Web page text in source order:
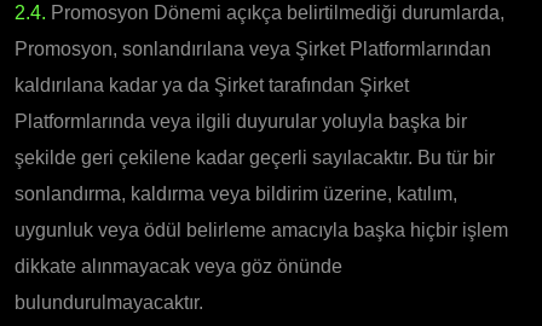
2.4. Promosyon Dönemi açıkça belirtilmediği durumlarda,
Promosyon, sonlandırılana veya Şirket Platformlarından
kaldırılana kadar ya da Şirket tarafından Şirket
Platformlarında veya ilgili duyurular yoluyla başka bir
şekilde geri çekilene kadar geçerli sayılacaktır. Bu tür bir
sonlandırma, kaldırma veya bildirim üzerine, katılım,
uygunluk veya ödül belirleme amacıyla başka hiçbir işlem
dikkate alınmayacak veya göz önünde
bulundurulmayacaktır.